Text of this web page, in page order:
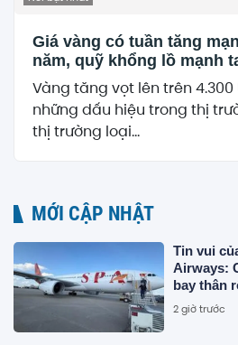
Giá vàng có tuần tăng
năm, quỹ khổng lồ mạnh
Vàng tăng vọt lên trên 4.300
những dấu hiệu trong thị
thị trường loại...
MỚI CẬP NHẬT
Tin vui
Airways:
bay thân
tốc vươn
2 giờ trước